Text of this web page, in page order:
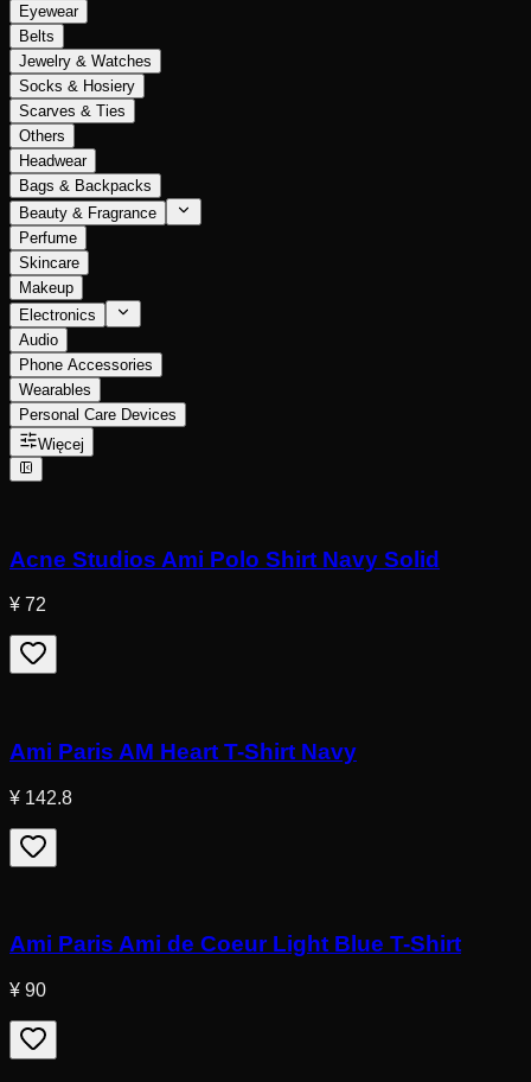
Eyewear
Belts
Jewelry & Watches
Socks & Hosiery
Scarves & Ties
Others
Headwear
Bags & Backpacks
Beauty & Fragrance
Perfume
Skincare
Makeup
Electronics
Audio
Phone Accessories
Wearables
Personal Care Devices
Więcej
Acne Studios Ami Polo Shirt Navy Solid
¥ 72
Ami Paris AM Heart T-Shirt Navy
¥ 142.8
Ami Paris Ami de Coeur Light Blue T-Shirt
¥ 90